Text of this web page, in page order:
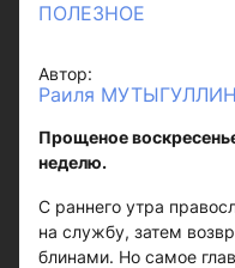
ПОЛЕЗНОЕ
Автор:
Раиля
Прощеное
неделю.
С раннего утра
на службу, затем
блинами. Но самое